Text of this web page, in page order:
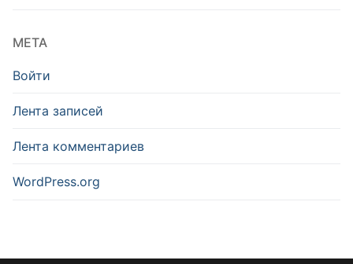
МЕТА
Войти
Лента записей
Лента комментариев
WordPress.org